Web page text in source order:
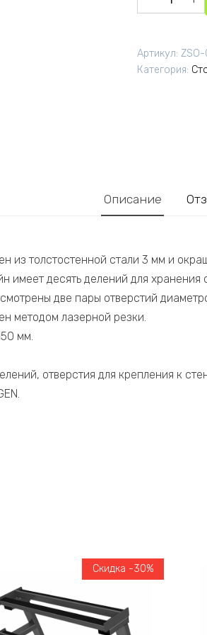
Артикул:
Категория:
Описание
из толстостенной стали 3 мм и
имеет десять делений для хранения
две пары отверстий
методом лазерной резки.
мм.
отверстия для крепления к
Скидка -30%